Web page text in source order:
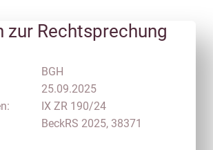
zur Rechtsprechung
BGH
25.09.2025
IX ZR 190/24
BeckRS 2025, 38371